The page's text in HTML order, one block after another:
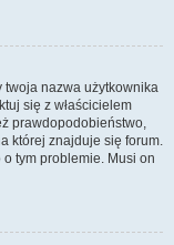
twoja nazwa użytkownika
się z właścicielem
prawdopodobieństwo,
której znajduje się forum.
tym problemie. Musi on